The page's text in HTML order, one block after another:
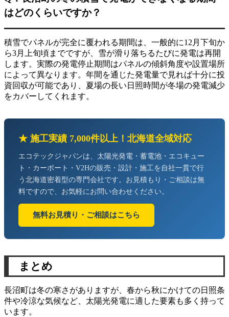
はどのくらいですか？
積雪でパネルが完全に覆われる期間は、一般的に12月下旬か
ら3月上旬頃までですが、雪が滑り落ちるたびに発電は再開
します。実際の発電停止期間はパネルの傾斜角度や設置場所
によって異なります。年間を通じた発電量で見れば十分に投
資回収が可能であり、夏場の長い日照時間が冬場の発電減少
をカバーしてくれます。
★ 施工実績 7,000件以上！北海道全域対応
エコテックジャパンは、太陽光発電・蓄電池・エコキュー
ト・カーポート・V2Hの販売・設計・施工を自社一貫で行
う北海道密着型の専門会社です。お見積もり・ご相談は無
料ですので、お気軽にお問い合わせください。
無料お見積り・ご相談はこちら
まとめ
長沼町は冬の寒さがありますが、春から秋にかけての日照条
件や冷涼な気候など、太陽光発電に適した要素も多く持って
います。